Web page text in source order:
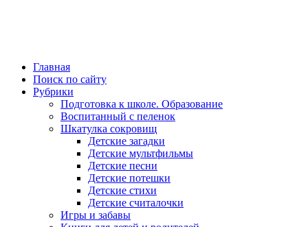
Главная
Поиск по сайту
Рубрики
Подготовка к школе. Образование
Воспитанный с пеленок
Шкатулка сокровищ
Детские загадки
Детские мультфильмы
Детские песни
Детские потешки
Детские стихи
Детские считалочки
Игры и забавы